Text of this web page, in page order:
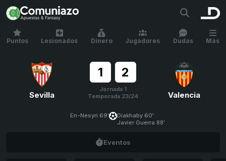
Puntos Lesionados Dinero Jugadores Dudas Más
Sevilla
1 2
Jornada 1
Temporada 23/24
Valencia
En-Nesyri 69'
Diakhaby 60'
Javier Guerra 88'
Eventos